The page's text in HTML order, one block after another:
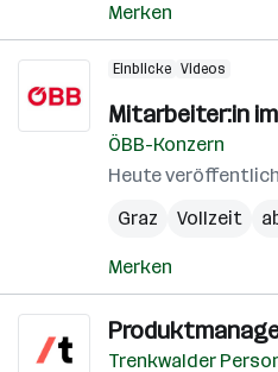
Merken
Einblicke Videos
Mitarbeiter:in
ÖBB-Konzern
Heute
Graz
Vollzeit
Merken
Trenkwalder